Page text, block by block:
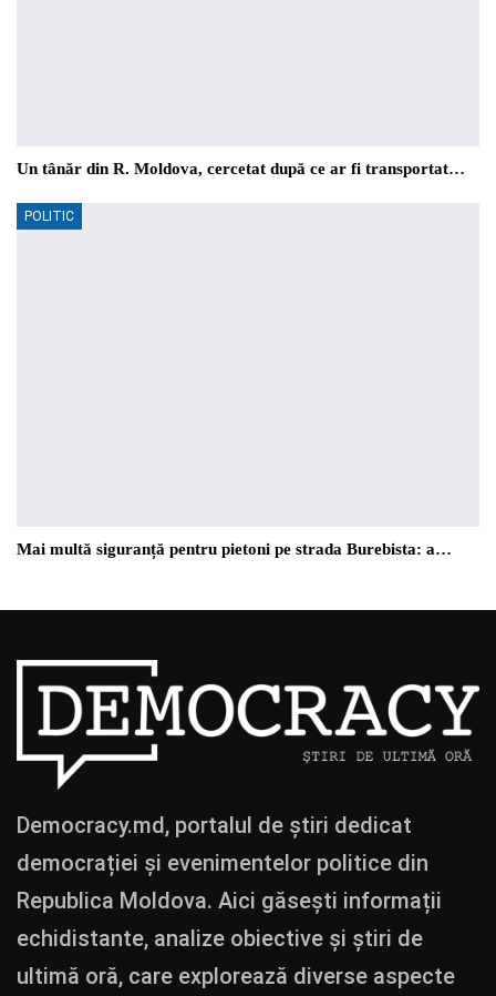
Un tânăr din R. Moldova, cercetat după ce ar fi transportat…
POLITIC
Mai multă siguranță pentru pietoni pe strada Burebista: a…
Democracy.md, portalul de știri dedicat
democrației și evenimentelor politice din
Republica Moldova. Aici găsești informații
echidistante, analize obiective și știri de
ultimă oră, care explorează diverse aspecte